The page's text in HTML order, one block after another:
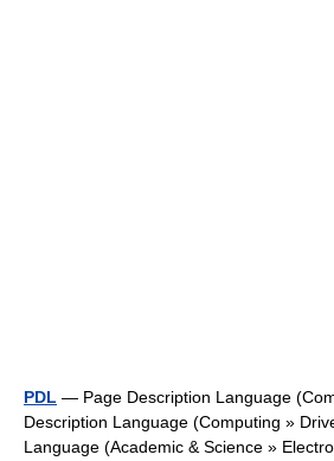
PDL — Page Description Language
Description Language (Computing »
Language (Academic & Science »